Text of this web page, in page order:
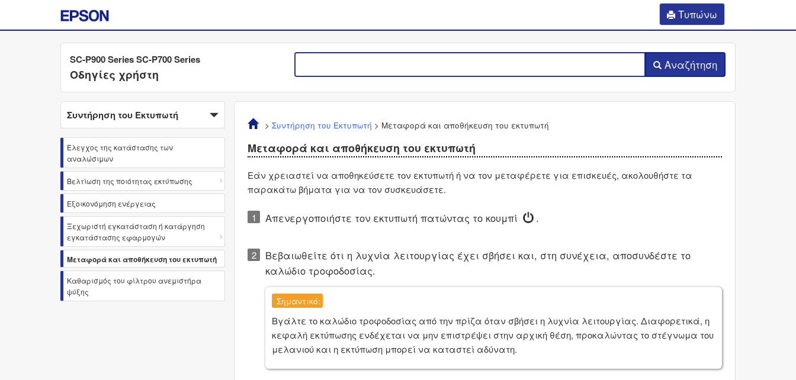
Τυπώνω
SC-P900 Series SC-P700 Series
Οδηγίες χρήστη
Αναζήτηση
Συντήρηση του Εκτυπωτή
Έλεγχος της κατάστασης των
αναλώσιμων
Βελτίωση της ποιότητας εκτύπωσης
Εξοικονόμηση ενέργειας
Ξεχωριστή εγκατάσταση ή κατάργηση
εγκατάστασης εφαρμογών
Μεταφορά και αποθήκευση του εκτυπωτή
Καθαρισμός του φίλτρου ανεμιστήρα
ψύξης
> Συντήρηση του Εκτυπωτή > Μεταφορά και αποθήκευση του εκτυπωτή
Μεταφορά και αποθήκευση του εκτυπωτή
Εάν χρειαστεί να αποθηκεύσετε τον εκτυπωτή ή να τον μεταφέρετε για επισκευές, ακολουθήστε τα
παρακάτω βήματα για να τον συσκευάσετε.
Απενεργοποιήστε τον εκτυπωτή πατώντας το κουμπί .
Βεβαιωθείτε ότι η λυχνία λειτουργίας έχει σβήσει και, στη συνέχεια, αποσυνδέστε το
καλώδιο τροφοδοσίας.
Σημαντικό:
Βγάλτε το καλώδιο τροφοδοσίας από την πρίζα όταν σβήσει η λυχνία λειτουργίας. Διαφορετικά, η
κεφαλή εκτύπωσης ενδέχεται να μην επιστρέψει στην αρχική θέση, προκαλώντας το στέγνωμα του
μελανιού και η εκτύπωση μπορεί να καταστεί αδύνατη.